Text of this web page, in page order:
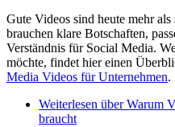
Gute Videos sind heute mehr
brauchen klare Botschaften,
Verständnis für Social Media.
möchte, findet hier einen
Media Videos für Unternehmen.
Weiterlesen über Warum
braucht